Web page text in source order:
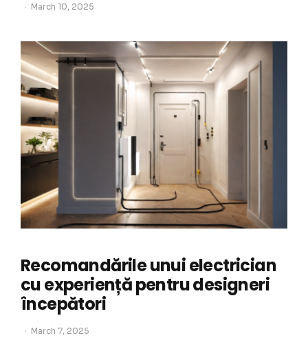
March 10, 2025
Recomandările unui electrician
cu experiență pentru designeri
începători
March 7, 2025